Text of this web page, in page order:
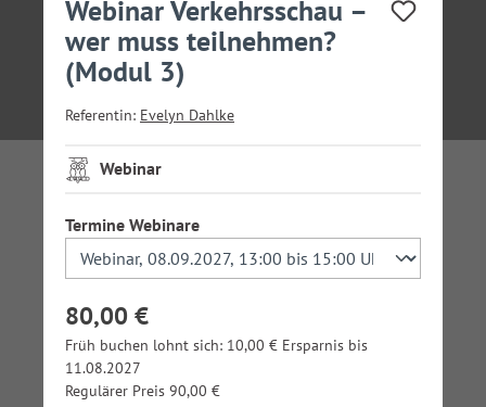
Webinar Verkehrsschau –
wer muss teilnehmen?
(Modul 3)
Referentin: Evelyn Dahlke
Webinar
Termine Webinareauswählen
80,00 €
Früh buchen lohnt sich: 10,00 € Ersparnis bis
11.08.2027
Regulärer Preis 90,00 €